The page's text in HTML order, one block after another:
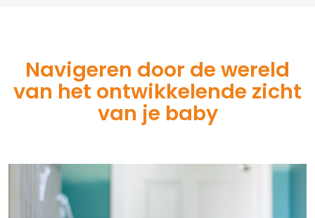
Navigeren door de wereld
van het ontwikkelende zicht
van je baby